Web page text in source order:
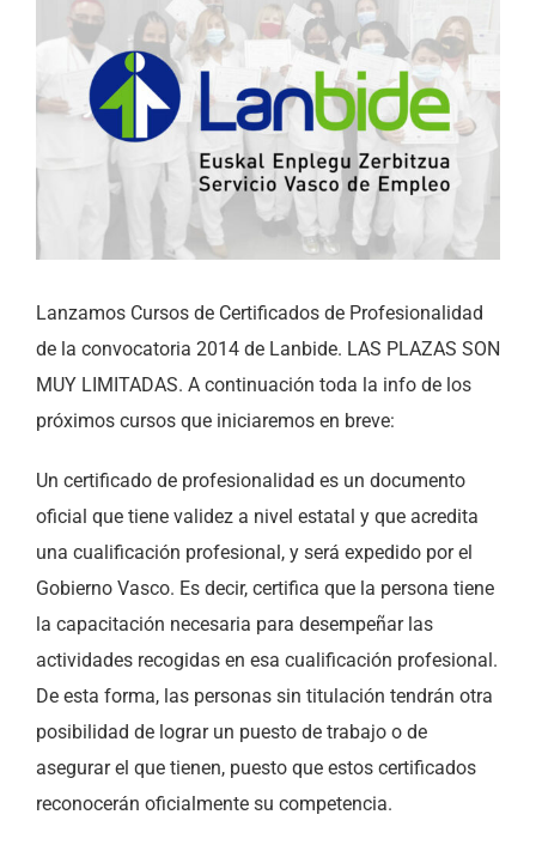
imagen
grande
Lanzamos Cursos de Certificados de Profesionalidad
de la convocatoria 2014 de Lanbide. LAS PLAZAS SON
MUY LIMITADAS. A continuación toda la info de los
próximos cursos que iniciaremos en breve:
Un certificado de profesionalidad es un documento
oficial que tiene validez a nivel estatal y que acredita
una cualificación profesional, y será expedido por el
Gobierno Vasco. Es decir, certifica que la persona tiene
la capacitación necesaria para desempeñar las
actividades recogidas en esa cualificación profesional.
De esta forma, las personas sin titulación tendrán otra
posibilidad de lograr un puesto de trabajo o de
asegurar el que tienen, puesto que estos certificados
reconocerán oficialmente su competencia.